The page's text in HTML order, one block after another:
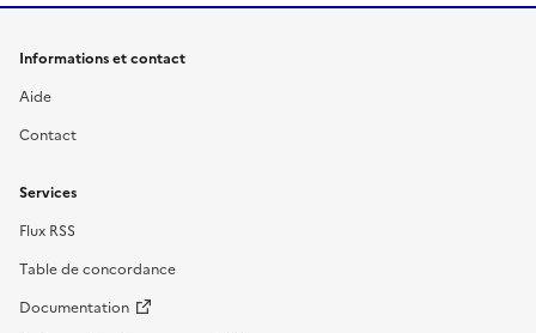
Informations et contact
Aide
Contact
Services
Flux RSS
Table de concordance
Documentation